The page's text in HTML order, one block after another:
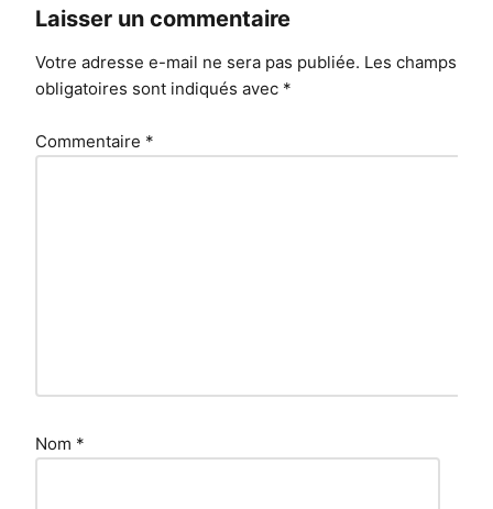
Laisser un commentaire
Votre adresse e-mail ne sera pas publiée. Les champs
obligatoires sont indiqués avec *
Commentaire *
Nom *